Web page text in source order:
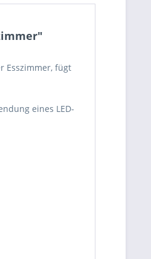
Esszimmer, fügt
eines LED-